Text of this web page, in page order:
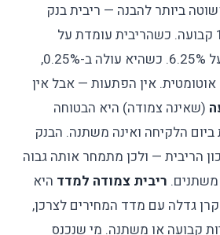
ביותר להבנה — ריבית בנק
ישראל בתוספת 1.5% קבועה. כשהריבית עומדת על
4.75%, פריים עומד על 6.25%. כשהיא עולה ב-0.25%,
פריים עולה ב-0.25% אוטומטית. אין הפתעות — אבל אין
(שאינה צמודה) היא הבטוחה
ביום הלקיחה ואינה משתנה. הבנק
הריבית — ולכן מתמחר אותה גבוה
ריבית צמודה למדד היא
גדלה עם מדד המחירים לצרכן,
קבועה או משתנה. מי שנכנס